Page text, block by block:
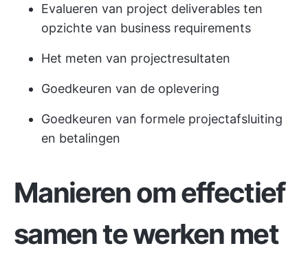
Evalueren van project deliverables ten
opzichte van business requirements
Het meten van projectresultaten
Goedkeuren van de oplevering
Goedkeuren van formele projectafsluiting
en betalingen
Manieren om effectief
samen te werken met